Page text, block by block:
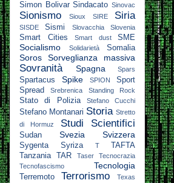
Simon Bolivar Sindacato Sinovac
Sionismo Sioux SIRE Siria
SISDE Sismi Slovacchia Slovenia
Smart Cities Smart dust SME
Socialismo Solidarietà Somalia
Soros Sorveglianza massiva
Sovranità Spagna Spars
Spartacus Spike SPION
Sport
Spread
Srebrenica Standing Rock
Stato di Polizia Stefano Cucchi
Stefano Montanari Storia Stretto
di Hormuz
Studi Scientifici
Sudan Svezia Svizzera
Sygenta Syriza T
TAFTA
Tanzania
TAR Taser
Tecnocrazia
Tecnofascismo
Tecnologia
Terremoto Terrorismo
Texas